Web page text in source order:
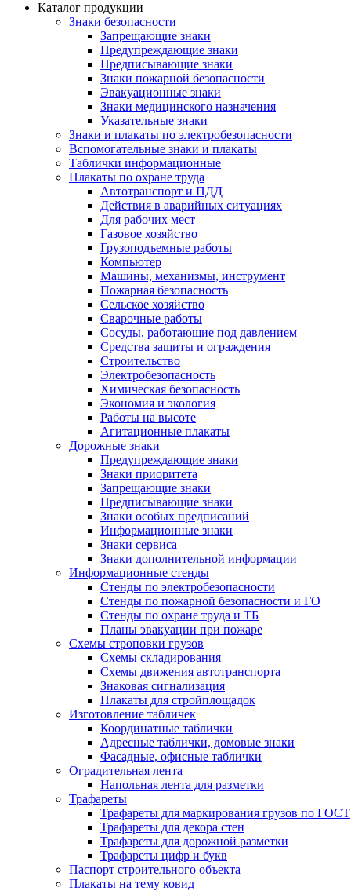
Каталог продукции
Знаки безопасности
Запрещающие знаки
Предупреждающие знаки
Предписывающие знаки
Знаки пожарной безопасности
Эвакуационные знаки
Знаки медицинского назначения
Указательные знаки
Знаки и плакаты по электробезопасности
Вспомогательные знаки и плакаты
Таблички информационные
Плакаты по охране труда
Автотранспорт и ПДД
Действия в аварийных ситуациях
Для рабочих мест
Газовое хозяйство
Грузоподъемные работы
Компьютер
Машины, механизмы, инструмент
Пожарная безопасность
Сельское хозяйство
Сварочные работы
Сосуды, работающие под давлением
Средства защиты и ограждения
Строительство
Электробезопасность
Химическая безопасность
Экономия и экология
Работы на высоте
Агитационные плакаты
Дорожные знаки
Предупреждающие знаки
Знаки приоритета
Запрещающие знаки
Предписывающие знаки
Знаки особых предписаний
Информационные знаки
Знаки сервиса
Знаки дополнительной информации
Информационные стенды
Стенды по электробезопасности
Стенды по пожарной безопасности и ГО
Стенды по охране труда и ТБ
Планы эвакуации при пожаре
Схемы строповки грузов
Схемы складирования
Схемы движения автотранспорта
Знаковая сигнализация
Плакаты для стройплощадок
Изготовление табличек
Координатные таблички
Адресные таблички, домовые знаки
Фасадные, офисные таблички
Оградительная лента
Напольная лента для разметки
Трафареты
Трафареты для маркирования грузов по ГОСТ
Трафареты для декора стен
Трафареты для дорожной разметки
Трафареты цифр и букв
Паспорт строительного объекта
Плакаты на тему ковид